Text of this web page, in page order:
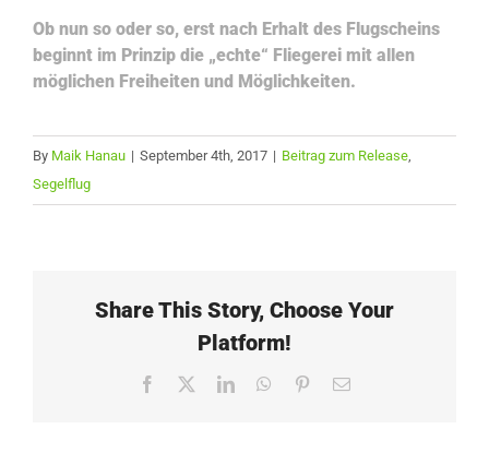
Ob nun so oder so, erst nach Erhalt des Flugscheins
beginnt im Prinzip die „echte“ Fliegerei mit allen
möglichen Freiheiten und Möglichkeiten.
By Maik Hanau | September 4th, 2017 | Beitrag zum Release,
Segelflug
Share This Story, Choose Your
Platform!
Facebook LinkedInWhatsApp
PinterestEmail